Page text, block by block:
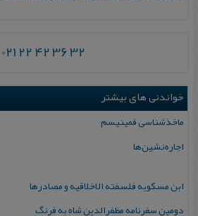
021 22 42 36 32
خواندنی های بیشتر
ماخذشناسی فمینیسم
اجاره‌نشین‌ها
ابن‌ مسکویه‌ فلسفته‌ الاخلاقیه‌ و مصادرها
دومین‌ سفرنامه‌ مظفرالدین‌ شاه‌ به‌ فرنگ‌